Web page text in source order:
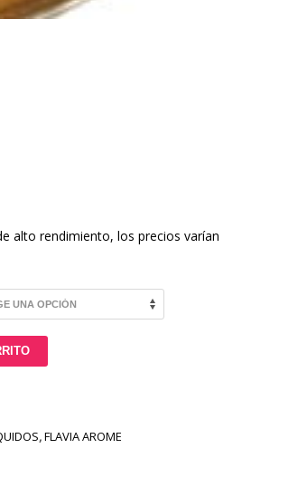
alto rendimiento, los precios varían
,FLAVIA AROME